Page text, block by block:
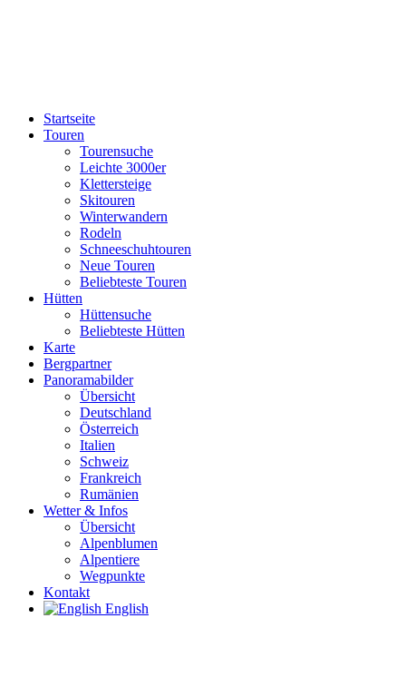
Startseite
Touren
Tourensuche
Leichte 3000er
Klettersteige
Skitouren
Winterwandern
Rodeln
Schneeschuhtouren
Neue Touren
Beliebteste Touren
Hütten
Hüttensuche
Beliebteste Hütten
Karte
Bergpartner
Panoramabilder
Übersicht
Deutschland
Österreich
Italien
Schweiz
Frankreich
Rumänien
Wetter & Infos
Übersicht
Alpenblumen
Alpentiere
Wegpunkte
Kontakt
English